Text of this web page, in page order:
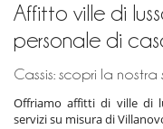
Affitto ville di
personale di
Cassis: scopri la nostra
Offriamo affitti di ville di
servizi su misura di